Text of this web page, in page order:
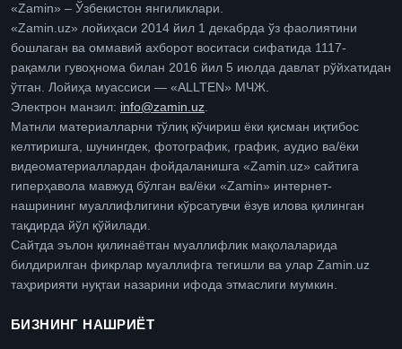
«Zamin» – Ўзбекистон янгиликлари.
«Zamin.uz» лойиҳаси 2014 йил 1 декабрда ўз фаолиятини
бошлаган ва оммавий ахборот воситаси сифатида 1117-
рақамли гувоҳнома билан 2016 йил 5 июлда давлат рўйхатидан
ўтган. Лойиҳа муассиси — «ALLTEN» МЧЖ.
Электрон манзил: info@zamin.uz
Матнли материалларни тўлиқ кўчириш ёки қисман иқтибос
келтиришга, шунингдек, фотографик, график, аудио ва/ёки
видеоматериаллардан фойдаланишга «Zamin.uz» сайтига
гиперҳавола мавжуд бўлган ва/ёки «Zamin» интернет-
нашрининг муаллифлигини кўрсатувчи ёзув илова қилинган
тақдирда йўл қўйилади.
Сайтда эълон қилинаётган муаллифлик мақолаларида
билдирилган фикрлар муаллифга тегишли ва улар Zamin.uz
таҳририяти нуқтаи назарини ифода этмаслиги мумкин.
БИЗНИНГ НАШРИЁТ